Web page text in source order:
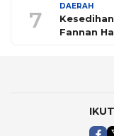
7
DAERAH
Fannan